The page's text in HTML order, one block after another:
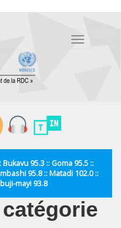
Toggle
95.3 :: Goma 95.5 ::
95.8 :: Matadi 102.0 ::
mayi 93.8